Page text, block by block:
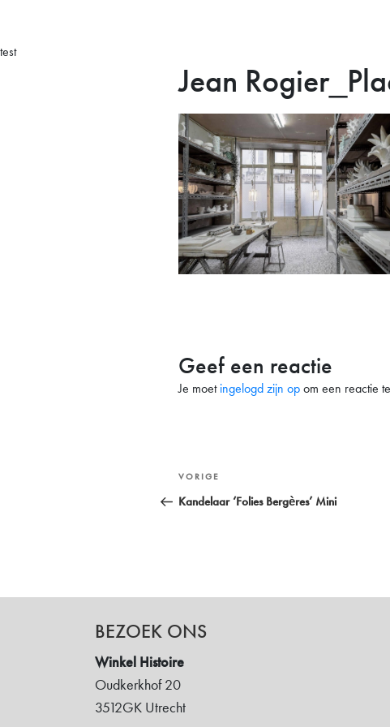
test
Jean
Geef een reactie
Je moetingelogd zijn opom een reactie
Bericht
navigatie
Vorig
bericht
VORIGE
Kandelaar ‘Folies Bergères’ Mini
BEZOEK ONS
Winkel Histoire
Oudkerkhof 20
3512GK Utrecht